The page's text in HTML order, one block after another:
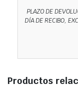
PLAZO DE
DÍA DE RECIBO,
Productos